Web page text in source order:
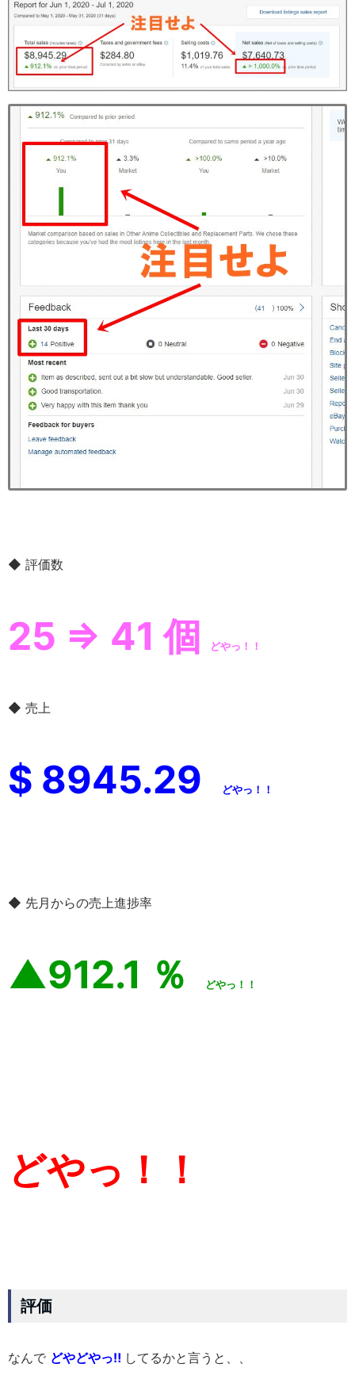
◆ 評価数
25 ⇒ 41 個 どやっ！！
◆ 売上
$ 8945.29 どやっ！！
◆ 先月からの売上進捗率
▲912.1 ％ どやっ！！
どやっ！！
評価
なんで どやどやっ‼ してるかと言うと、、